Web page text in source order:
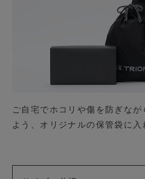
ご自宅でホコリや傷を防ぎな
よう、オリジナルの保管袋に入